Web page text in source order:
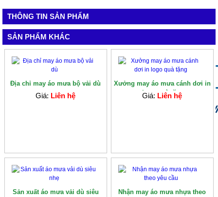
THÔNG TIN SẢN PHẨM
SẢN PHẨM KHÁC
Địa chỉ may áo mưa bộ vải dù
Giá: Liên hệ
Xưởng may áo mưa cánh dơi in
logo quà tặ...
Giá: Liên hệ
Sản xuất áo mưa vải dù siêu
Nhận may áo mưa nhựa theo